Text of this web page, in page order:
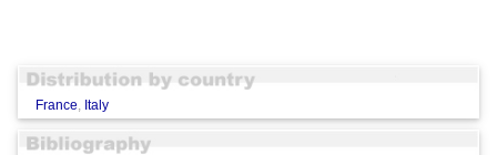
France, Italy